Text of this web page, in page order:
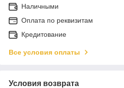
Наличными
Оплата по реквизитам
Кредитование
Все условия оплаты
Условия возврата